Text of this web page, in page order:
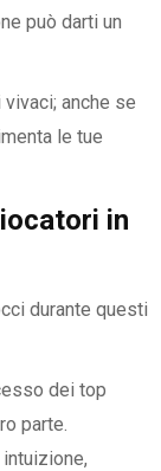
può darti un
anche se
le tue
in
durante questi
dei top
parte.